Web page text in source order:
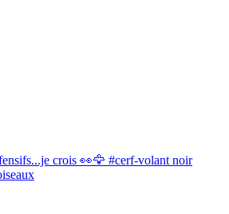
crois 👀🦅 #cerf-volant noir